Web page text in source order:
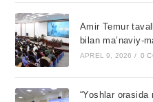
Amir Temur
bilan ma’naviy-
APREL 9, 2026 / 0
“Yoshlar